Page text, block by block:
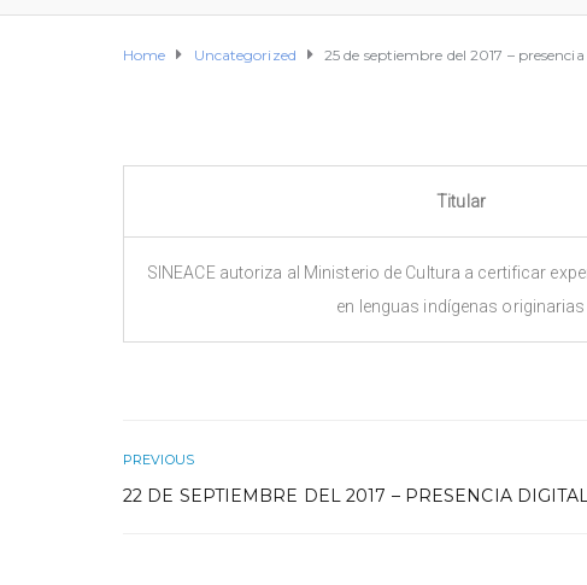
Home Uncategorized 25 de septiembre del 2017 –
Titular
SINEACE autoriza al Ministerio de Cultura a certificar
en lenguas indígenas originarias
PREVIOUS
22 DE SEPTIEMBRE DEL 2017 – PRESENCIA